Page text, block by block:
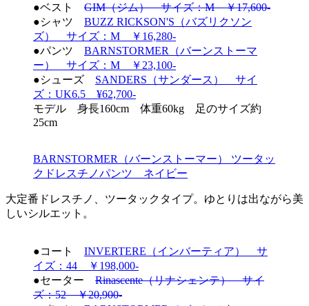
●ベスト GIM（ジム） サイズ：M ￥17,600-
●シャツ BUZZ RICKSON'S（バズリクソン
ズ） サイズ：M ￥16,280-
●パンツ BARNSTORMER（バーンストーマ
ー） サイズ：M ￥23,100-
●シューズ SANDERS（サンダース） サイ
ズ：UK6.5 ¥62,700-
モデル 身長160cm 体重60kg 足のサイズ約
25cm
BARNSTORMER（バーンストーマー） ツータッ
クドレスチノパンツ ネイビー
大定番ドレスチノ、ツータックタイプ。ゆとりは出ながら美
しいシルエット。
●コート INVERTERE（インバーティア） サ
イズ：44 ￥198,000-
●セーター Rinascente（リナシェンテ） サイ
ズ：52 ￥20,900-